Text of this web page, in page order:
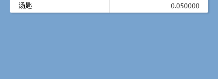
汤匙
0.050000